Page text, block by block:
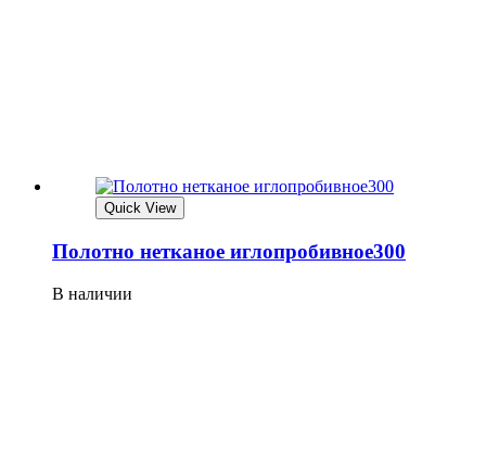
Quick View
Полотно нетканое иглопробивное300
В наличии